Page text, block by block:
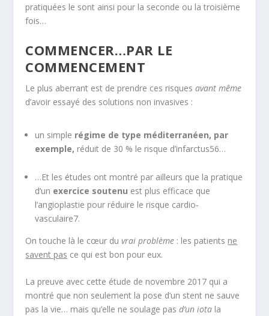
pratiquées le sont ainsi pour la seconde ou la troisième
fois…
COMMENCER…PAR LE
COMMENCEMENT
Le plus aberrant est de prendre ces risquesavant même
d’avoir essayé des solutions non invasives :
un simple régime de type méditerranéen, par
exemple, réduit de 30 % le risque d’infarctus56…
…Et les études ont montré par ailleurs que la pratique
d’un exercice soutenu est plus efficace que
l’angioplastie pour réduire le risque cardio-
vasculaire7.
On touche là le cœur duvrai problème : les patients ne
savent pas ce qui est bon pour eux.
La preuve avec cette étude de novembre 2017 qui a
montré que non seulement la pose d’un stent ne sauve
pas la vie… mais qu’elle ne soulage pasd’un iota la